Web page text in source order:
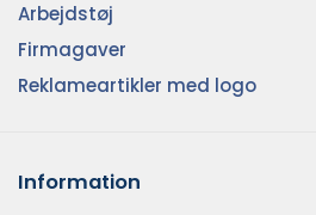
Arbejdstøj
Firmagaver
Reklameartikler med logo
Information